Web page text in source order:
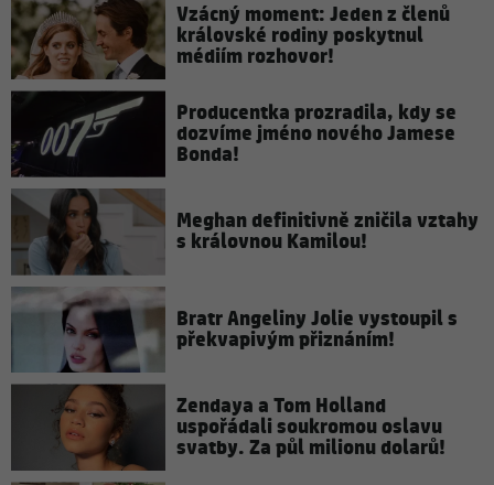
Vzácný moment: Jeden z členů
královské rodiny poskytnul
médiím rozhovor!
Producentka prozradila, kdy se
dozvíme jméno nového Jamese
Bonda!
Meghan definitivně zničila vztahy
s královnou Kamilou!
Bratr Angeliny Jolie vystoupil s
překvapivým přiznáním!
Zendaya a Tom Holland
uspořádali soukromou oslavu
svatby. Za půl milionu dolarů!